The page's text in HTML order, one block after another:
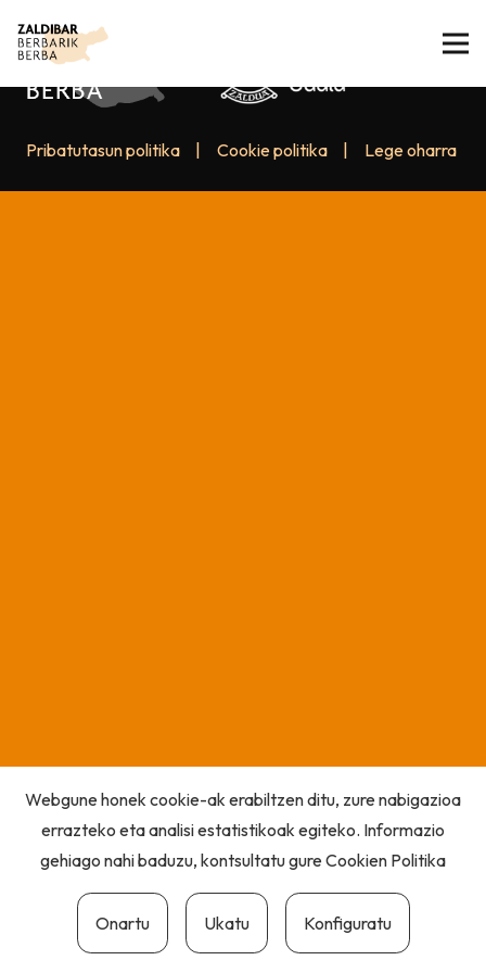
Pribatutasun politika Cookie politika Lege oharra
Webgune honek cookie-ak erabiltzen ditu, zure nabigazioa
errazteko eta analisi estatistikoak egiteko. Informazio
gehiago nahi baduzu, kontsultatu gureCookien Politika
Onartu Ukatu Konfiguratu